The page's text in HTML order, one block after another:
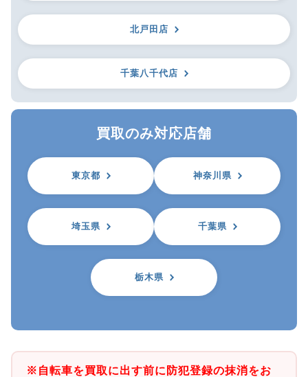
北戸田店
千葉八千代店
買取のみ対応店舗
東京都 神奈川県
埼玉県 千葉県
栃木県
※自転車を買取に出す前に防犯登録の抹消をお